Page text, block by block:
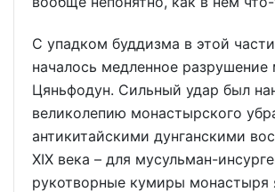
С упадком буддизма в этой
началось медленное разрушение
Цяньфодун. Сильный удар был
великолепию монастырского
антикитайскими дунганскими
XIX века – для мусульман-
рукотворные кумиры монастыря